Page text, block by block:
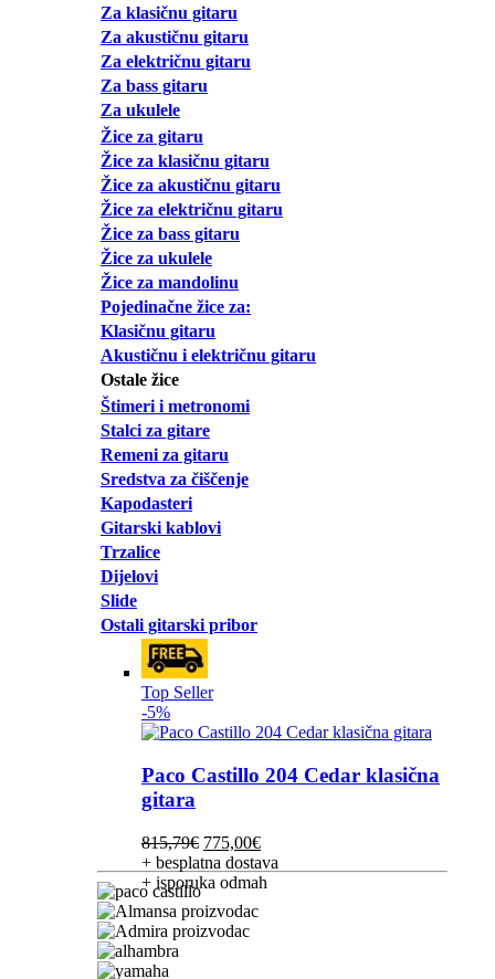
Za klasičnu gitaru
Za akustičnu gitaru
Za električnu gitaru
Za bass gitaru
Za ukulele
Žice za gitaru
Žice za klasičnu gitaru
Žice za akustičnu gitaru
Žice za električnu gitaru
Žice za bass gitaru
Žice za ukulele
Žice za mandolinu
Pojedinačne žice za:
Klasičnu gitaru
Akustičnu i električnu gitaru
Ostale žice
Štimeri i metronomi
Stalci za gitare
Remeni za gitaru
Sredstva za čiščenje
Kapodasteri
Gitarski kablovi
Trzalice
Dijelovi
Slide
Ostali gitarski pribor
Top Seller
-5%
Paco Castillo 204 Cedar klasična
gitara
815,79€ Izvorna
cijena
bila
je:
815,79€.
775,00€Trenutna
cijena
je:
+ besplatna dostava
+ isporuka odmah